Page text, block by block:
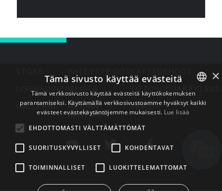
GALLERIA
MEIDÄN
ÄÄNEMME
KEKSIT ENGLISH
DANISH
DUTCH
×
Tämä sivusto käyttää evästeitä
Tämä verkkosivusto käyttää evästeitä käyttökokemuksen
parantamiseksi. Käyttämällä verkkosivustoamme hyväksyt kaikki
evästeet evästekäytäntöjemme mukaisesti. Lue lisää
EHDOTTOMASTI VÄLTTÄMÄTTÖMÄT
SUORITUSKYVYLLISET KOHDENTAVAT
TOIMINNALLISET LUOKITTELEMATTOMAT